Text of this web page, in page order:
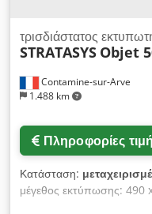
Contamine-sur-Arve
1.488 km
τρισδιάστατος
STRATASYS Objet
Πληροφορίες
Κατάσταση:
μέγεθος εκτύπωσης: 490
πίεσης: 38,22 [L] -